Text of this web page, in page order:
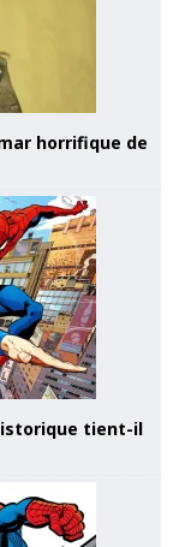
horrifique de
tient-il